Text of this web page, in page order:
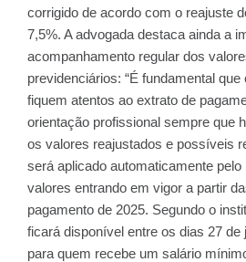
corrigido de acordo com o reajuste
7,5%. A advogada destaca ainda a
acompanhamento regular dos
previdenciários: “É fundamental
fiquem atentos ao extrato de
orientação profissional sempre que
os valores reajustados e possíveis
será aplicado automaticamente
valores entrando em vigor a partir
pagamento de 2025. Segundo o
ficará disponível entre os dias 27 de
para quem recebe um salário